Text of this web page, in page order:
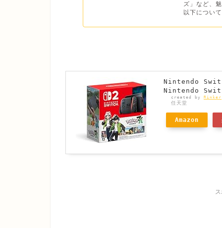
ズ」など、
以下につい
Nintendo
Nintendo
created by Rinker
任天堂
Amazon